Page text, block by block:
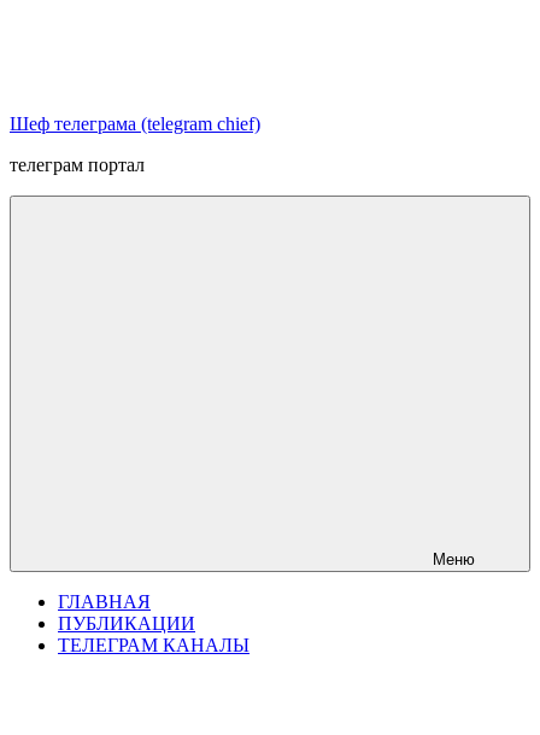
Шеф телеграма (telegram chief)
телеграм портал
Меню
ГЛАВНАЯ
ПУБЛИКАЦИИ
ТЕЛЕГРАМ КАНАЛЫ